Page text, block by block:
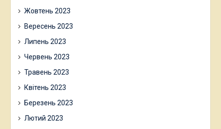
Жовтень 2023
Вересень 2023
Липень 2023
Червень 2023
Травень 2023
Квітень 2023
Березень 2023
Лютий 2023